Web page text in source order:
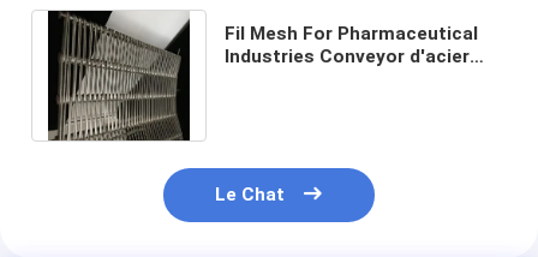
Fil Mesh For Pharmaceutical
Industries Conveyor d'acier
Le Chat